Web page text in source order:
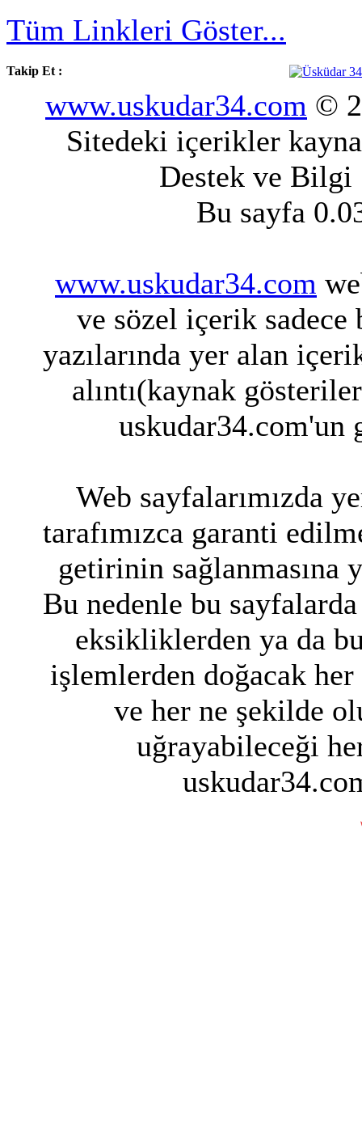
Tüm Linkleri Göster...
Takip Et :
www.uskudar34.com ©
Sitedeki içerikler
Destek ve
Bu sayfa
www.uskudar34.com
ve sözel içerik sadece
yazılarında yer alan
alıntı(kaynak
uskudar34.com'un
Web sayfalarımızda
tarafımızca garanti
getirinin
Bu nedenle bu
eksikliklerden ya da
işlemlerden doğacak
ve her ne şekilde
uğrayabileceği